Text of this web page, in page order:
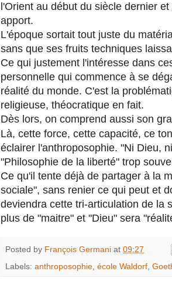
l'Orient au début du siècle dernier
apport.
L'époque sortait tout juste du
sans que ses fruits techniques
Ce qui justement l'intéresse dans
personnelle qui commence à se
réalité du monde. C'est la
religieuse, théocratique en fait.
Dès lors, on comprend aussi son
Là, cette force, cette capacité, ce
éclairer l'anthroposophie. "Ni Dieu,
"Philosophie de la liberté" trop
Ce qu'il tente déjà de partager à la
sociale", sans renier ce qui peut et
deviendra cette tri-articulation de la
plus de "maitre" et "Dieu" sera
Posted by François Germani at 09:27
Labels: anthroposophie, école Waldorf,